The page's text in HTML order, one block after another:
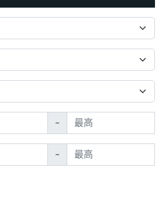
~
~